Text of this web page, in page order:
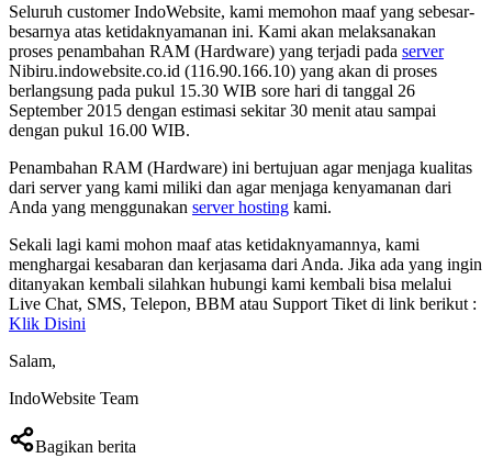
Seluruh customer IndoWebsite, kami memohon maaf yang sebesar-
besarnya atas ketidaknyamanan ini. Kami akan melaksanakan
proses penambahan RAM (Hardware) yang terjadi pada server
Nibiru.indowebsite.co.id (116.90.166.10) yang akan di proses
berlangsung pada pukul 15.30 WIB sore hari di tanggal 26
September 2015 dengan estimasi sekitar 30 menit atau sampai
dengan pukul 16.00 WIB.
Penambahan RAM (Hardware) ini bertujuan agar menjaga kualitas
dari server yang kami miliki dan agar menjaga kenyamanan dari
Anda yang menggunakan server hosting kami.
Sekali lagi kami mohon maaf atas ketidaknyamannya, kami
menghargai kesabaran dan kerjasama dari Anda. Jika ada yang ingin
ditanyakan kembali silahkan hubungi kami kembali bisa melalui
Live Chat, SMS, Telepon, BBM atau Support Tiket di link berikut :
Klik Disini
Salam,
IndoWebsite Team
Bagikan berita